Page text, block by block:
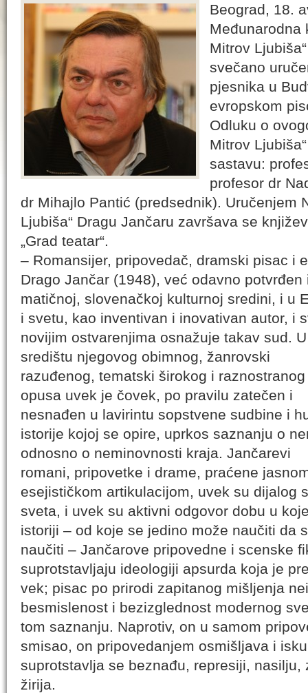
Beograd, 18.
Međunarodna
Mitrov
svečano
pjesnika u
evropskom
Odluku o
Mitrov
sastavu:
profesor dr
dr Mihajlo Pantić (predsednik). Uručenjem
Ljubiša“ Dragu Jančaru završava se
„Grad teatar“.
– Romansijer, pripovedač, dramski pisac i
Drago Jančar (1948), već odavno potvrđen
matičnoj, slovenačkoj kulturnoj sredini, i u
i svetu, kao inventivan i inovativan autor, i
novijim ostvarenjima osnažuje takav sud. U
središtu njegovog obimnog, žanrovski
razuđenog, tematski širokog i raznostranog
opusa uvek je čovek, po pravilu zatečen i
nesnađen u lavirintu sopstvene sudbine i
istorije kojoj se opire, uprkos saznanju o
odnosno o neminovnosti kraja. Jančarevi
romani, pripovetke i drame, praćene
esejističkom artikulacijom, uvek su dijalog
sveta, i uvek su aktivni odgovor dobu u
istoriji – od koje se jedino može naučiti da
naučiti – Jančarove pripovedne i scenske
suprotstavljaju ideologiji apsurda koja je
vek; pisac po prirodi zapitanog mišljenja
besmislenost i bezizglednost modernog
tom saznanju. Naprotiv, on u samom
smisao, on pripovedanjem osmišljava i
suprotstavlja se beznađu, represiji,
žirija.